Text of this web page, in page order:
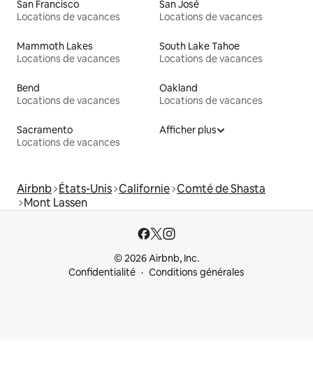
San Francisco
Locations de vacances
San José
Locations de vacances
Mammoth Lakes
Locations de vacances
South Lake Tahoe
Locations de vacances
Bend
Locations de vacances
Oakland
Locations de vacances
Sacramento
Locations de vacances
Afficher plus
Airbnb États-Unis Californie Comté de Shasta
Mont Lassen
© 2026 Airbnb, Inc.
Confidentialité
Conditions générales